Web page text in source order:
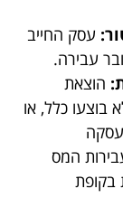
עסק החייב
עבירה.
הוצאת
בוצעו כלל, או
המס
בקופת